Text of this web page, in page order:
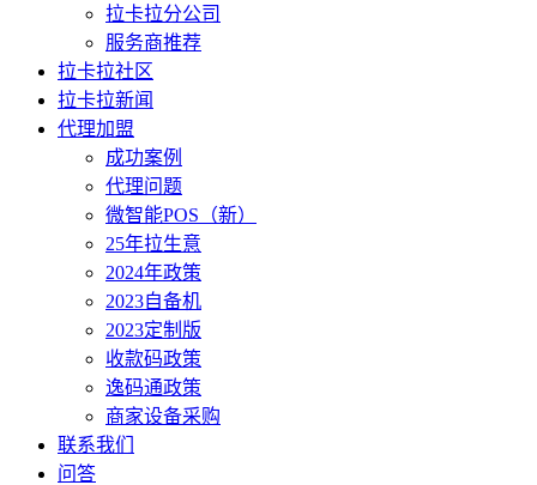
拉卡拉分公司
服务商推荐
拉卡拉社区
拉卡拉新闻
代理加盟
成功案例
代理问题
微智能POS（新）
25年拉生意
2024年政策
2023自备机
2023定制版
收款码政策
逸码通政策
商家设备采购
联系我们
问答